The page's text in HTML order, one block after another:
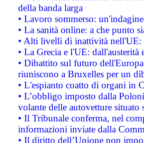
della banda larga
• Lavoro sommerso:
• La sanità online: a che punto
• Alti livelli di inattività nell'UE:
• La Grecia e l'UE: dall'austerità
• Dibattito sul futuro
riuniscono a Bruxelles per un
• L'espianto coatto di organi in
• L’obbligo imposto dalla
volante delle autovetture
• Il Tribunale conferma, nel
informazioni inviate dalla
• Il diritto dell’Unione non